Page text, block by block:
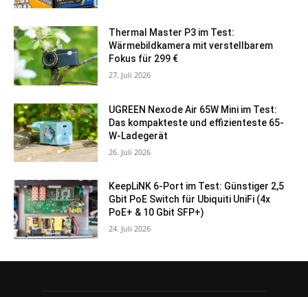
Thermal Master P3 im Test:
Wärmebildkamera mit verstellbarem
Fokus für 299 €
27. Juli 2026
UGREEN Nexode Air 65W Mini im Test:
Das kompakteste und effizienteste 65-
W-Ladegerät
26. Juli 2026
KeepLiNK 6-Port im Test: Günstiger 2,5
Gbit PoE Switch für Ubiquiti UniFi (4x
PoE+ & 10 Gbit SFP+)
24. Juli 2026